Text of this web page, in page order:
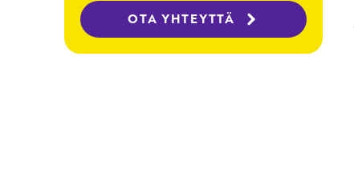
OTA YHTEYTTÄ